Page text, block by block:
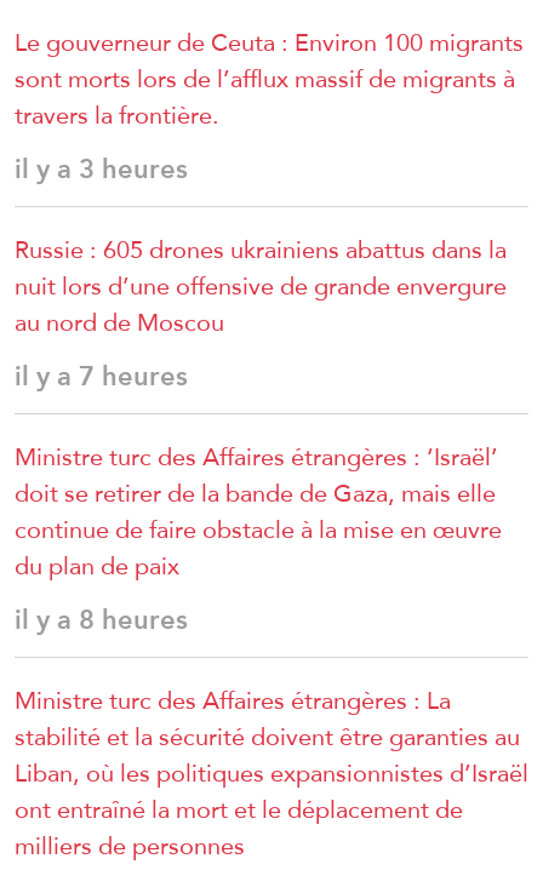
Le gouverneur de Ceuta : Environ 100 migrants
sont morts lors de l’afflux massif de migrants à
travers la frontière.
il y a 3 heures
Russie : 605 drones ukrainiens abattus dans la
nuit lors d’une offensive de grande envergure
au nord de Moscou
il y a 7 heures
Ministre turc des Affaires étrangères : ‘Israël’
doit se retirer de la bande de Gaza, mais elle
continue de faire obstacle à la mise en œuvre
du plan de paix
il y a 8 heures
Ministre turc des Affaires étrangères : La
stabilité et la sécurité doivent être garanties au
Liban, où les politiques expansionnistes d’Israël
ont entraîné la mort et le déplacement de
milliers de personnes